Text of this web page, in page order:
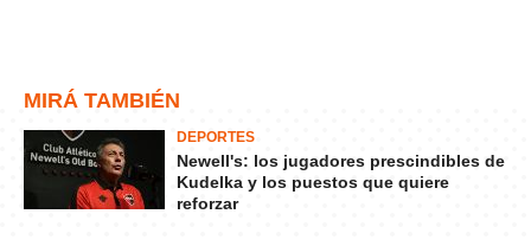
MIRÁ TAMBIÉN
DEPORTES
Newell's: los jugadores prescindibles de
Kudelka y los puestos que quiere
reforzar